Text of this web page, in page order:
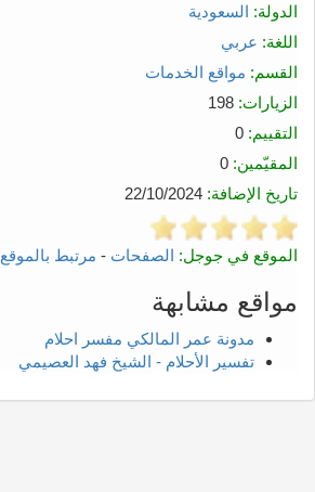
الدولة: السعودية
اللغة: عربي
القسم: مواقع الخدمات
الزيارات:
التقييم:
المقيّمين:
تاريخ الإضافة:
الموقع في جوجل: الصفحات - مرتبط بالموقع
مواقع مشابهة
مدونة عمر المالكي مفسر احلام
تفسير الأحلام - الشيخ فهد العصيمي